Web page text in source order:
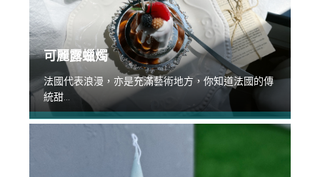
可麗露蠟燭
法國代表浪漫，亦是充滿藝術地方，你知道法國的傳
統甜...